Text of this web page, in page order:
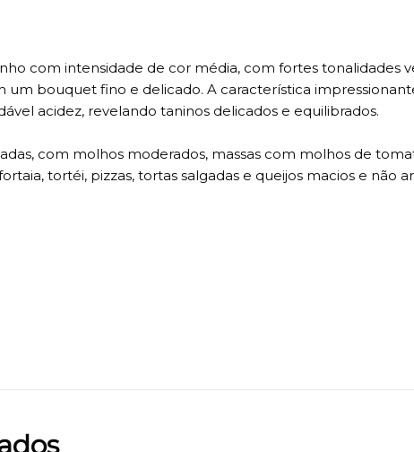
com intensidade de cor média, com fortes tonalidades
um bouquet fino e delicado. A característica
acidez, revelando taninos delicados e equilibrados.
com molhos moderados, massas com molhos de
tortéi, pizzas, tortas salgadas e queijos macios e não